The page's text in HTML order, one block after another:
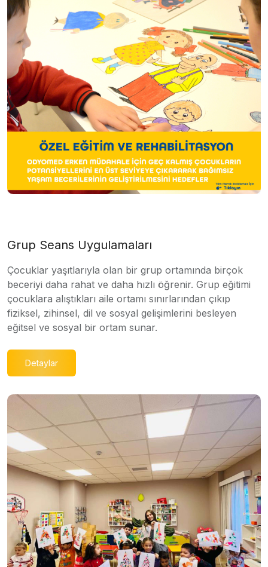
Grup Seans Uygulamaları
Çocuklar yaşıtlarıyla olan bir grup ortamında birçok
beceriyi daha rahat ve daha hızlı öğrenir. Grup eğitimi
çocuklara alıştıkları aile ortamı sınırlarından çıkıp
fiziksel, zihinsel, dil ve sosyal gelişimlerini besleyen
eğitsel ve sosyal bir ortam sunar.
Detaylar